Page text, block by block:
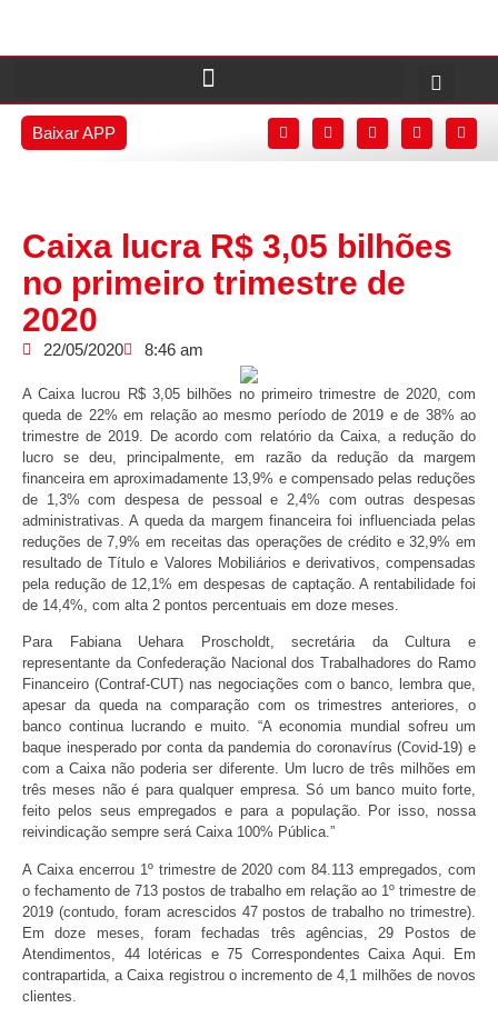
Baixar APP
Caixa lucra R$ 3,05 bilhões
no primeiro trimestre de
2020
22/05/2020 8:46 am
A Caixa lucrou R$ 3,05 bilhões no primeiro trimestre de 2020, com
queda de 22% em relação ao mesmo período de 2019 e de 38% ao
trimestre de 2019. De acordo com relatório da Caixa, a redução do
lucro se deu, principalmente, em razão da redução da margem
financeira em aproximadamente 13,9% e compensado pelas reduções
de 1,3% com despesa de pessoal e 2,4% com outras despesas
administrativas. A queda da margem financeira foi influenciada pelas
reduções de 7,9% em receitas das operações de crédito e 32,9% em
resultado de Título e Valores Mobiliários e derivativos, compensadas
pela redução de 12,1% em despesas de captação. A rentabilidade foi
de 14,4%, com alta 2 pontos percentuais em doze meses.
Para Fabiana Uehara Proscholdt, secretária da Cultura e
representante da Confederação Nacional dos Trabalhadores do Ramo
Financeiro (Contraf-CUT) nas negociações com o banco, lembra que,
apesar da queda na comparação com os trimestres anteriores, o
banco continua lucrando e muito. “A economia mundial sofreu um
baque inesperado por conta da pandemia do coronavírus (Covid-19) e
com a Caixa não poderia ser diferente. Um lucro de três milhões em
três meses não é para qualquer empresa. Só um banco muito forte,
feito pelos seus empregados e para a população. Por isso, nossa
reivindicação sempre será Caixa 100% Pública.”
A Caixa encerrou 1º trimestre de 2020 com 84.113 empregados, com
o fechamento de 713 postos de trabalho em relação ao 1º trimestre de
2019 (contudo, foram acrescidos 47 postos de trabalho no trimestre).
Em doze meses, foram fechadas três agências, 29 Postos de
Atendimentos, 44 lotéricas e 75 Correspondentes Caixa Aqui. Em
contrapartida, a Caixa registrou o incremento de 4,1 milhões de novos
clientes.